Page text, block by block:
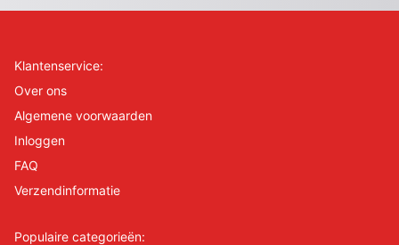
Klantenservice:
Over ons
Algemene voorwaarden
Inloggen
FAQ
Verzendinformatie
Populaire categorieën: